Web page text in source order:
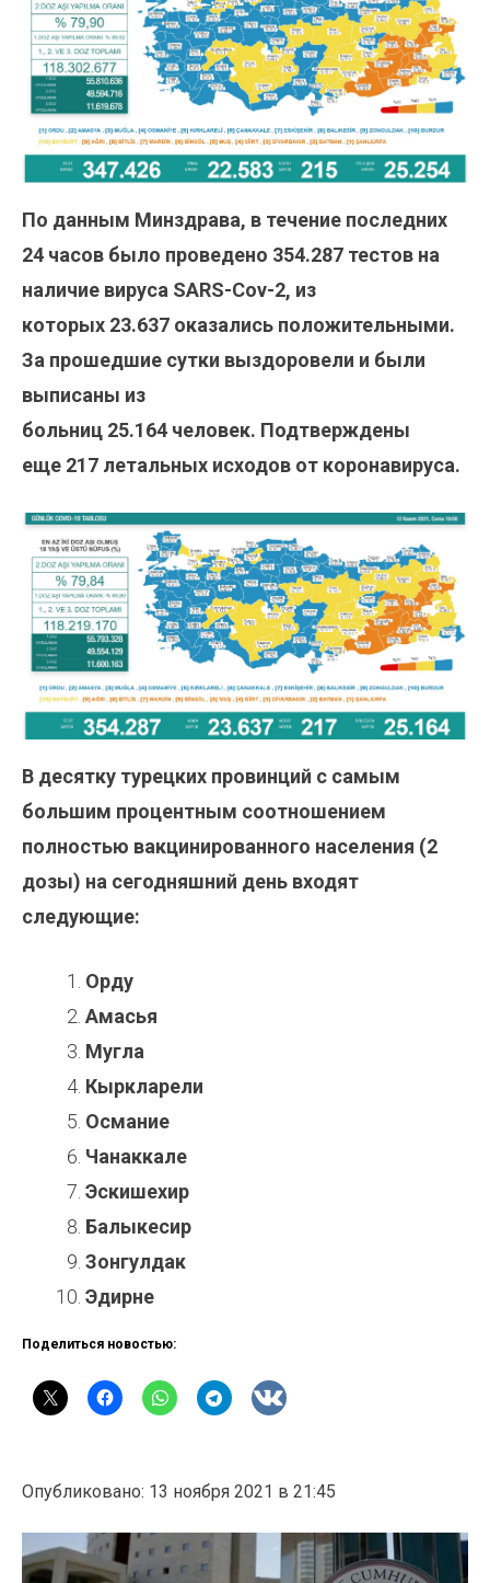
По данным Минздрава, в течение последних
24 часов было проведено 354.287 тестов на
наличие вируса SARS-Cov-2, из
которых 23.637 оказались положительными.
За прошедшие сутки выздоровели и были
выписаны из
больниц 25.164 человек. Подтверждены
еще 217 летальных исходов от коронавируса.
В десятку турецких провинций с самым
большим процентным соотношением
полностью вакцинированного населения (2
дозы) на сегодняшний день входят
следующие:
Орду
Амасья
Мугла
Кыркларели
Османие
Чанаккале
Эскишехир
Балыкесир
Зонгулдак
Эдирне
Поделиться новостью:
Опубликовано: 13 ноября 2021 в 21:45